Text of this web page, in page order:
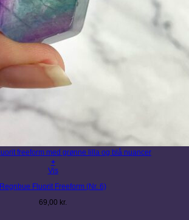
+
Vis
Regnbue Fluorit Freeform (Nr. 6)
69,00 kr.